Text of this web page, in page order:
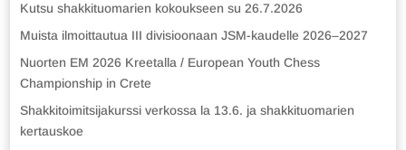
Kutsu shakkituomarien kokoukseen su 26.7.2026
Muista ilmoittautua III divisioonaan JSM-kaudelle 2026–2027
Nuorten EM 2026 Kreetalla / European Youth Chess
Championship in Crete
Shakkitoimitsijakurssi verkossa la 13.6. ja shakkituomarien
kertauskoe